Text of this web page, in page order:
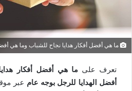
ما هي أفضل أفكار هدايا نجاح للشباب وما هي
تعرف على ما هي أفضل أفكار
أفضل الهدايا للرجل بوجه عام عبر